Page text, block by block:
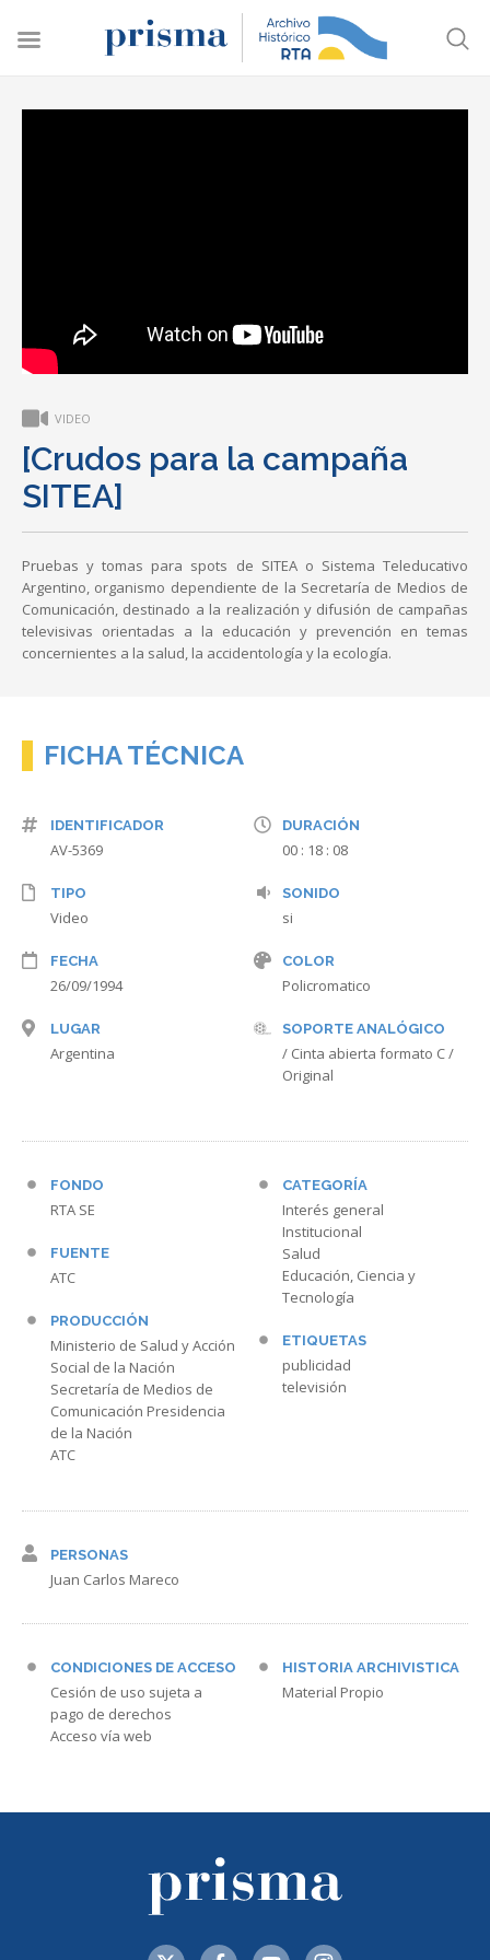
VIDEO
[Crudos para la campaña
SITEA]
Pruebas y tomas para spots de SITEA o Sistema Teleducativo
Argentino, organismo dependiente de la Secretaría de Medios de
Comunicación, destinado a la realización y difusión de campañas
televisivas orientadas a la educación y prevención en temas
concernientes a la salud, la accidentología y la ecología.
FICHA TÉCNICA
IDENTIFICADOR
AV-5369
TIPO
Video
FECHA
26/09/1994
LUGAR
Argentina
DURACIÓN
00 : 18 : 08
SONIDO
si
COLOR
Policromatico
SOPORTE ANALÓGICO
/ Cinta abierta formato C /
Original
FONDO
RTA SE
FUENTE
ATC
PRODUCCIÓN
Ministerio de Salud y Acción
Social de la Nación
Secretaría de Medios de
Comunicación Presidencia
de la Nación
ATC
CATEGORÍA
Interés general
Institucional
Salud
Educación, Ciencia y
Tecnología
ETIQUETAS
publicidad
televisión
PERSONAS
Juan Carlos Mareco
CONDICIONES DE ACCESO
Cesión de uso sujeta a
pago de derechos
Acceso vía web
HISTORIA ARCHIVISTICA
Material Propio